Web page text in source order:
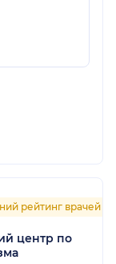
рейтинг врачей
центр по